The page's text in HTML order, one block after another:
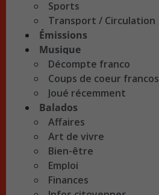
Sports
Transport / Circulation
Émissions
Musique
Décompte franco
Coups de coeur francos
Joué récemment
Balados
Affaires
Art de vivre
Bien-être
Emploi
Finances